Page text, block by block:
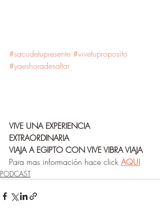
#sacudetupresente #vivetuproposito
#yaeshoradesaltar
VIVE UNA EXPERIENCIA
EXTRAORDINARIA
VIAJA A EGIPTO CON VIVE VIBRA VIAJA
Para mas información hace click AQUI
PODCAST